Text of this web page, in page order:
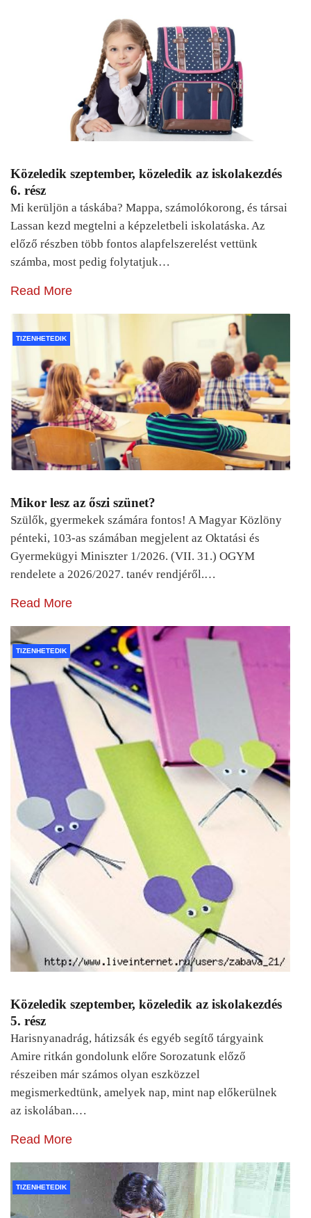
Közeledik szeptember, közeledik az iskolakezdés
6. rész
Mi kerüljön a táskába? Mappa, számolókorong, és társai
Lassan kezd megtelni a képzeletbeli iskolatáska. Az
előző részben több fontos alapfelszerelést vettünk
számba, most pedig folytatjuk…
Read More
TIZENHETEDIK
Mikor lesz az őszi szünet?
Szülők, gyermekek számára fontos! A Magyar Közlöny
pénteki, 103-as számában megjelent az Oktatási és
Gyermekügyi Miniszter 1/2026. (VII. 31.) OGYM
rendelete a 2026/2027. tanév rendjéről.…
Read More
TIZENHETEDIK
Közeledik szeptember, közeledik az iskolakezdés
5. rész
Harisnyanadrág, hátizsák és egyéb segítő tárgyaink
Amire ritkán gondolunk előre Sorozatunk előző
részeiben már számos olyan eszközzel
megismerkedtünk, amelyek nap, mint nap előkerülnek
az iskolában.…
Read More
TIZENHETEDIK